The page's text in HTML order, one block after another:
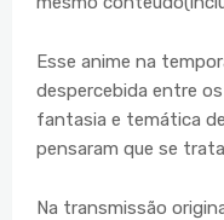
Esse anime na
despercebida entre
fantasia e temática
pensaram que se
Na transmissão